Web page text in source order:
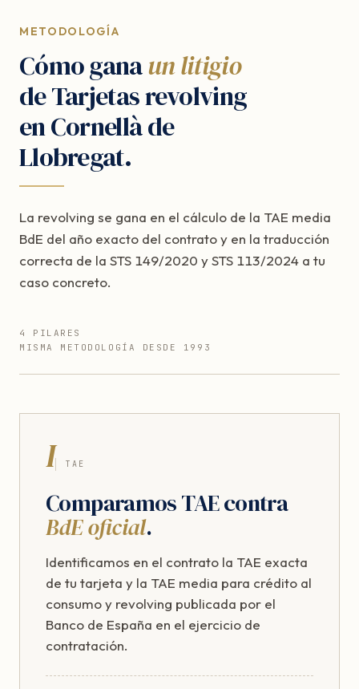
METODOLOGÍA
Cómo ganaun litigio
de Tarjetas revolving
en Cornellà de
Llobregat.
La revolving se gana en el cálculo de la TAE media
BdE del año exacto del contrato y en la traducción
correcta de la STS 149/2020 y STS 113/2024 a tu
caso concreto.
4 PILARES
MISMA METODOLOGÍA DESDE 1993
I TAE
Comparamos TAE contra
BdE oficial.
Identificamos en el contrato la TAE exacta
de tu tarjeta y la TAE media para crédito al
consumo y revolving publicada por el
Banco de España en el ejercicio de
contratación.